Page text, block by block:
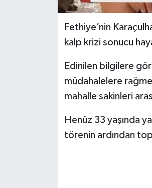
Fethiye’nin
kalp krizi sonucu
Edinilen bilgilere
müdahalelere
mahalle sakinleri
Henüz 33 yaşında
törenin ardından